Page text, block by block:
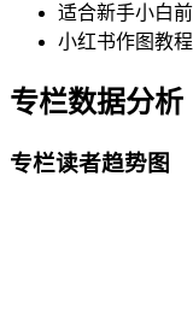
适合新手小白
小红书作图教
专栏数据分析
专栏读者趋势图